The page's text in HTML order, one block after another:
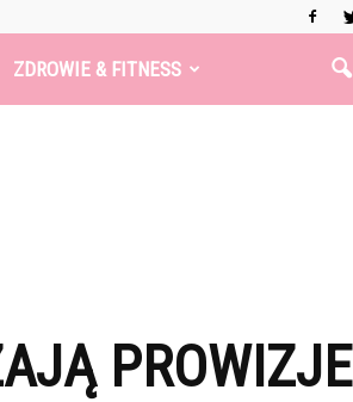
ZDROWIE & FITNESS
PROWIZJE